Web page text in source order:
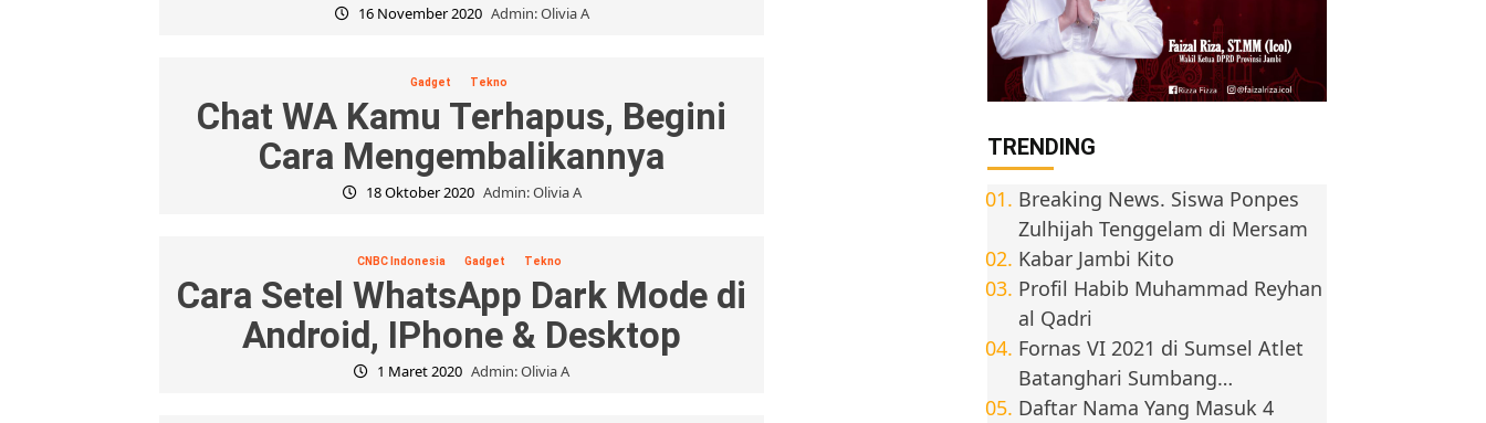
16 November 2020 Admin: Olivia A
Gadget Tekno
Chat WA Kamu Terhapus, Begini
Cara Mengembalikannya
18 Oktober 2020 Admin: Olivia A
CNBC Indonesia Gadget Tekno
Cara Setel WhatsApp Dark Mode di
Android, IPhone & Desktop
1 Maret 2020 Admin: Olivia A
TRENDING
Breaking News. Siswa Ponpes
Zulhijah Tenggelam di Mersam
Kabar Jambi Kito
Profil Habib Muhammad Reyhan
al Qadri
Fornas VI 2021 di Sumsel Atlet
Batanghari Sumbang…
Daftar Nama Yang Masuk 4